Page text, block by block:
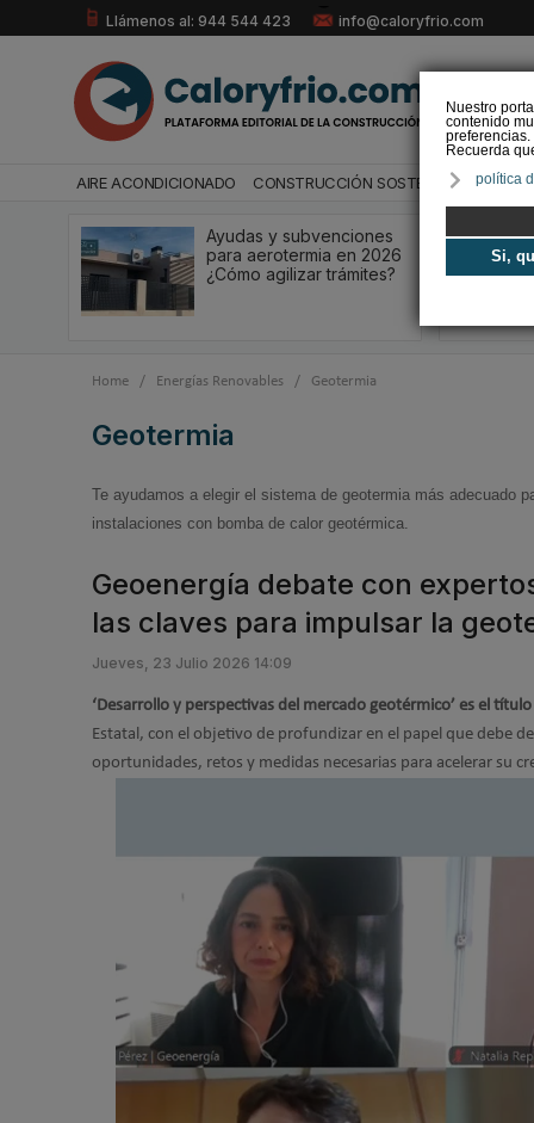
Nuestro
contenido
preferencias.
Recuerda
política
Si,
Llámenos al: 944 544 423 info@caloryfrio.com
AIRE ACONDICIONADO CONSTRUCCIÓN SOSTENIBLE
Ayudas y subvenciones
para aerotermia en 2026
¿Cómo agilizar trámites?
Home / Energías Renovables / Geotermia
Geotermia
Te ayudamos a elegir el sistema de geotermia más adecuado
instalaciones con bomba de calor geotérmica.
Geoenergía debate con
las claves para impulsar la
Jueves, 23 Julio 2026 14:09
‘Desarrollo y perspectivas del mercado geotérmico’ es el
Estatal, con el objetivo de profundizar en el papel que debe
oportunidades, retos y medidas necesarias para acelerar su